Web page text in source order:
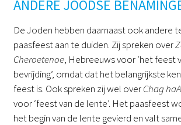
ANDERE JOODSE
De Joden hebben daarnaast ook andere
paasfeest aan te duiden. Zij spreken over
Cheroetenoe, Hebreeuws voor ‘het feest
bevrijding’, omdat dat het belangrijkste
feest is. Ook spreken zij wel overChag
voor ‘feest van de lente’. Het paasfeest
het begin van de lente gevierd en valt